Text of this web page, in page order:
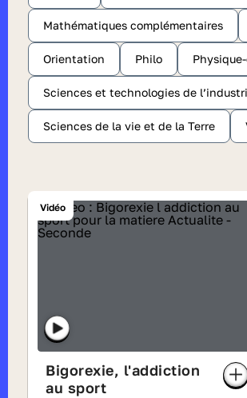
Mathématiques complémentaires
Orientation Philo
Sciences et technologies de
Sciences de la vie et de la Terre
Vidéo
Bigorexie, l'addiction
au sport